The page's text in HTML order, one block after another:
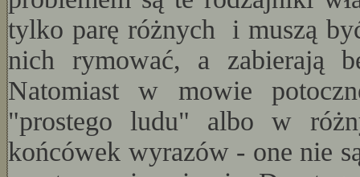
tylko parę różnych i muszą
nich rymować, a zabierają
Natomiast w mowie
"prostego ludu" albo w
końcówek wyrazów - one nie